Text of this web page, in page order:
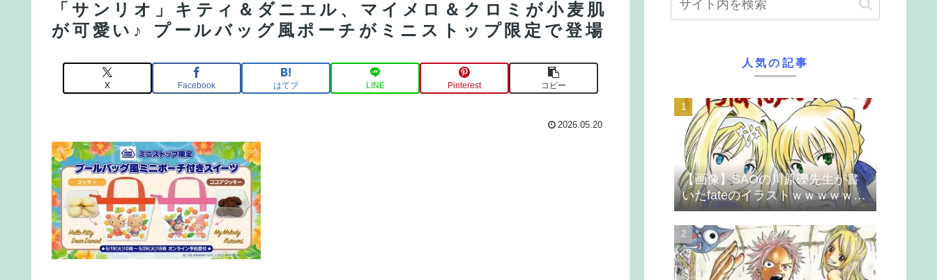
「サンリオ」キティ＆ダニエル、マイメロ＆クロミが小麦肌
が可愛い♪ プールバッグ風ポーチがミニストップ限定で登場
X Facebook はてブ LINE Pinterest コピー
2026.05.20
人気の記事
【画像】SAOの川原礫先生が書
いたfateのイラストｗｗｗｗｗｗ
ｗｗｗ